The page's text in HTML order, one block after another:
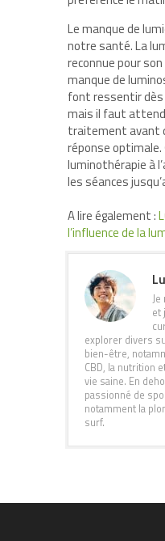
Le manque de
notre santé. La
reconnue pour
manque de
font ressentir dès
mais il faut
traitement avant
réponse optimale.
luminothérapie à
les séances
A lire également :
l’influence de la
et
explorer divers
bien-être,
CBD, la nutrition
vie saine. En
passionné de
notamment la
surf.